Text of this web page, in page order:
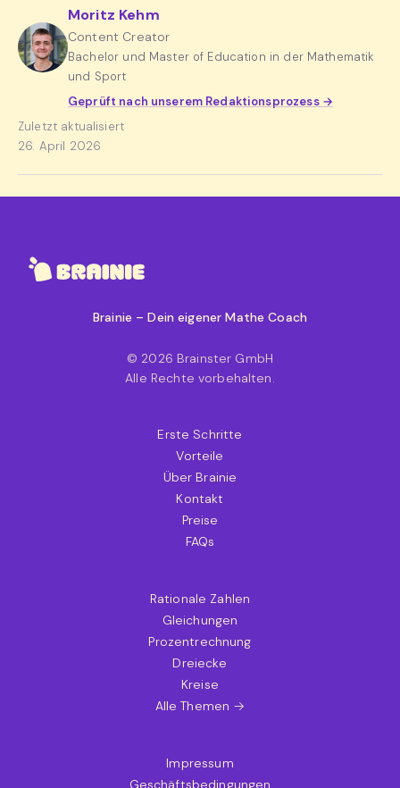
Moritz Kehm
Content Creator
Bachelor und Master of Education in der Mathematik
und Sport
Geprüft nach unserem Redaktionsprozess →
Zuletzt aktualisiert
26. April 2026
Brainie – Dein eigener Mathe Coach
© 2026 Brainster GmbH
Alle Rechte vorbehalten.
Erste Schritte
Vorteile
Über Brainie
Kontakt
Preise
FAQs
Rationale Zahlen
Gleichungen
Prozentrechnung
Dreiecke
Kreise
Alle Themen →
Impressum
Geschäftsbedingungen